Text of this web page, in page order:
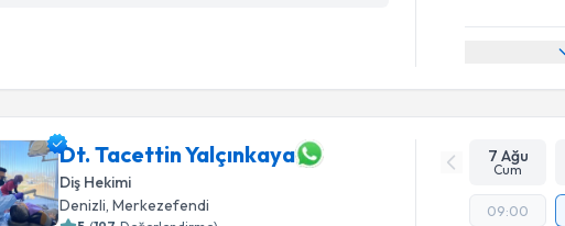
Dt. Tacettin Yalçınkaya
Diş Hekimi
Denizli, Merkezefendi
7 Ağu
Cum
09:00